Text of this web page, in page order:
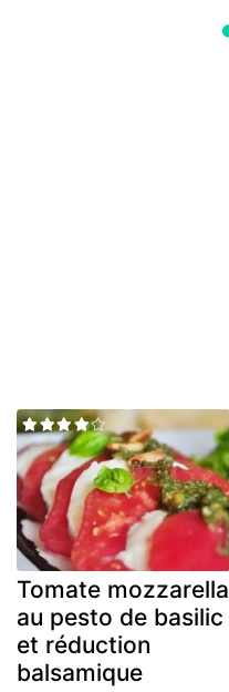
Tomate mozzarella
au pesto de basilic
et réduction
balsamique